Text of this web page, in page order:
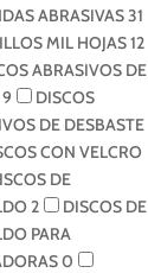
ABRASIVAS31
MIL HOJAS12
ABRASIVOS DE
9
DISCOS
DE DESBASTE
CON VELCRO
DE
2
DISCOS DE
PARA
0